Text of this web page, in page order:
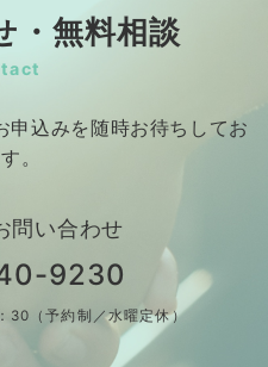
・無料相談
申込みを随時お待ちしてお
。
問い合わせ
9230
30（予約制／水曜定休）